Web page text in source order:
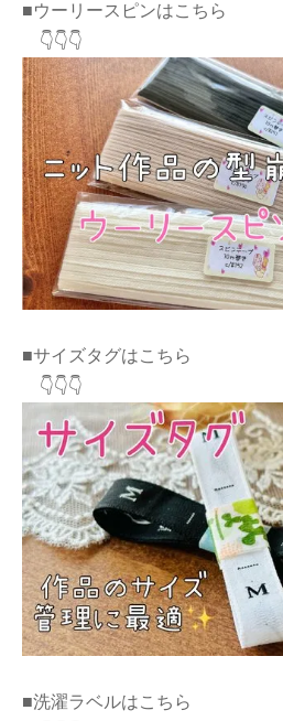
■ウーリースピンはこちら
👇👇👇
■サイズタグはこちら
👇👇👇
■洗濯ラベルはこちら